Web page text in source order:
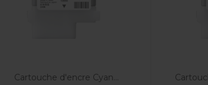
Cartouche d'encre Cyan...